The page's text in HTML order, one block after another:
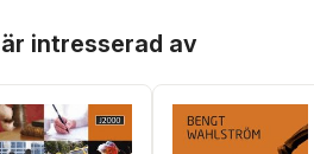
intresserad av